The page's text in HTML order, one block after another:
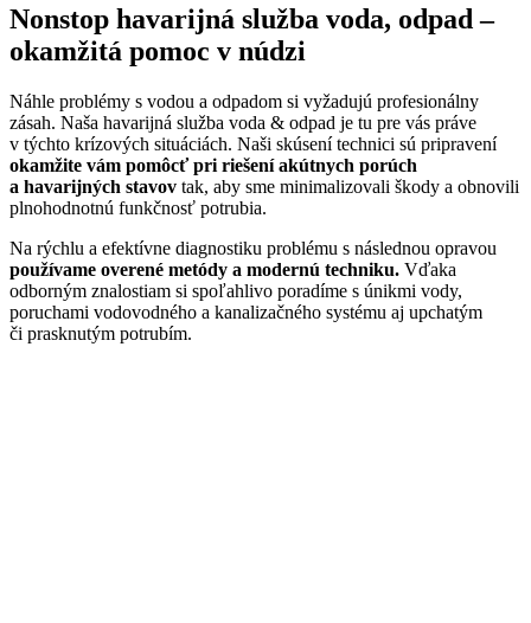
Nonstop havarijná služba voda, odpad –
okamžitá pomoc v núdzi
Náhle problémy s vodou a odpadom si vyžadujú profesionálny
zásah. Naša havarijná služba voda & odpad je tu pre vás práve
v týchto krízových situáciách. Naši skúsení technici sú pripravení
okamžite vám pomôcť pri riešení akútnych porúch
a havarijných stavov tak, aby sme minimalizovali škody a obnovili
plnohodnotnú funkčnosť potrubia.
Na rýchlu a efektívne diagnostiku problému s následnou opravou
používame overené metódy a modernú techniku. Vďaka
odborným znalostiam si spoľahlivo poradíme s únikmi vody,
poruchami vodovodného a kanalizačného systému aj upchatým
či prasknutým potrubím.